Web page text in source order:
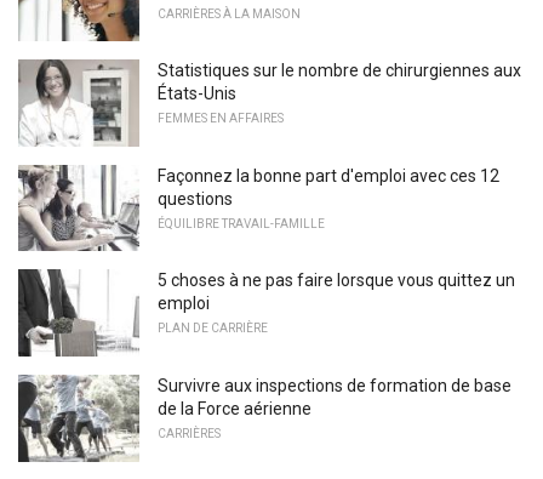
CARRIÈRES À LA MAISON
Statistiques sur le nombre de chirurgiennes aux
États-Unis
FEMMES EN AFFAIRES
Façonnez la bonne part d'emploi avec ces 12
questions
ÉQUILIBRE TRAVAIL-FAMILLE
5 choses à ne pas faire lorsque vous quittez un
emploi
PLAN DE CARRIÈRE
Survivre aux inspections de formation de base
de la Force aérienne
CARRIÈRES